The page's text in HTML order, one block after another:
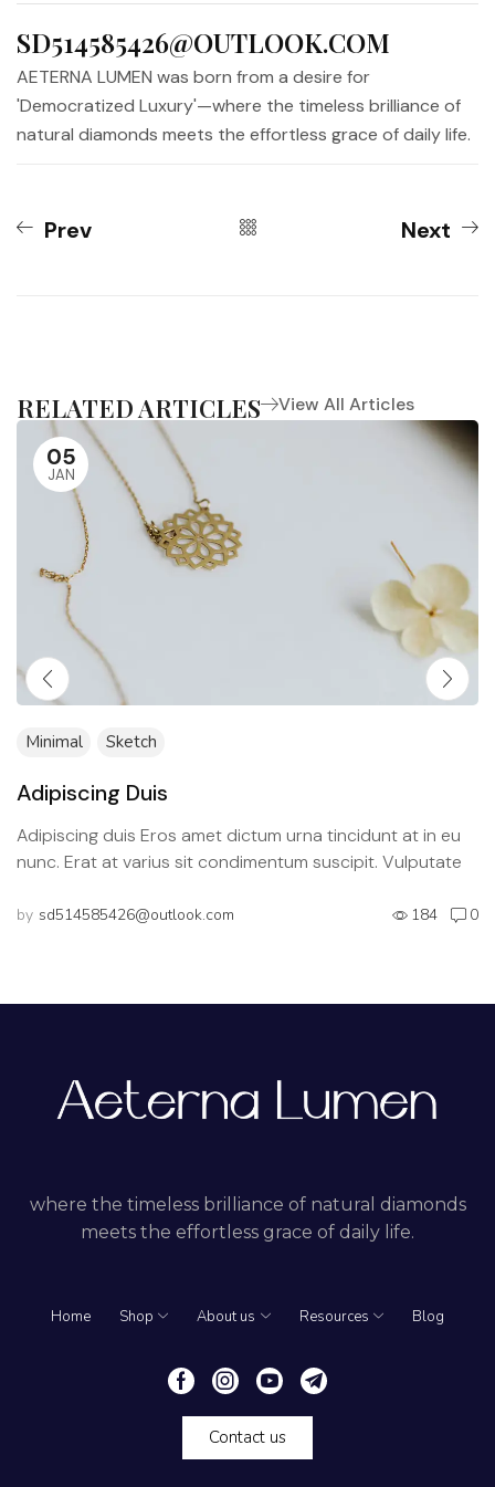
SD514585426@OUTLOOK.COM
AETERNA LUMEN was born from a desire for
'Democratized Luxury'—where the timeless brilliance of
natural diamonds meets the effortless grace of daily life.
Prev Next
RELATED ARTICLES View All Articles
05
JAN
Minimal Sketch
Adipiscing Duis
Adipiscing duis Eros amet dictum urna tincidunt at in eu
nunc. Erat at varius sit condimentum suscipit. Vulputate
by sd514585426@outlook.com 184 0
where the timeless brilliance of natural diamonds
meets the effortless grace of daily life.
Home Shop About us Resources Blog
Contact us